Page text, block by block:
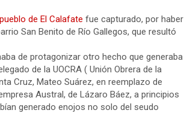
de El Calafate fue capturado, por haber
San Benito de Río Gallegos, que resultó
de protagonizar otro hecho que generaba
de la UOCRA ( Unión Obrera de la
Cruz, Mateo Suárez, en reemplazo de
Austral, de Lázaro Báez, a principios
generado enojos no solo del seudo